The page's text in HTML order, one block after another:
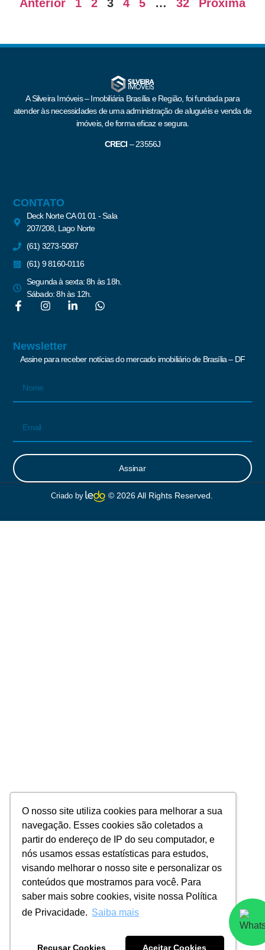
O nosso site utiliza cookies para melhorar a sua
navegação. Esses cookies são coletados a
partir do endereço de IP do seu computador, e
nós usamos essas estatísticas para estudos,
visando melhorar o nosso site e personalizar os
conteúdos que mostramos para você. Para
saber mais sobre cookies, visite nossa Política
de Privacidade. Saiba mais
Recusar Cookies Aceitar Cookies
Anterior 1 2 3 4 5 … 32 Próxima
A Silveira Imóveis – Imobiliária Brasília e Região, foi fundada para
atender às necessidades de uma administração de aluguéis e venda de
imóveis, de forma eficaz e segura.
CRECI –23556J
CONTATO
Deck Norte CA 01 01 - Sala
207/208, Lago Norte
(61) 3273-5087
(61) 9 8160-0116
Segunda à sexta: 8h às 18h.
Sábado: 8h às 12h.
Newsletter
Assine para receber notícias do mercado imobiliário de Brasília – DF
Assinar
Criado by © 2026 All Rights Reserved.